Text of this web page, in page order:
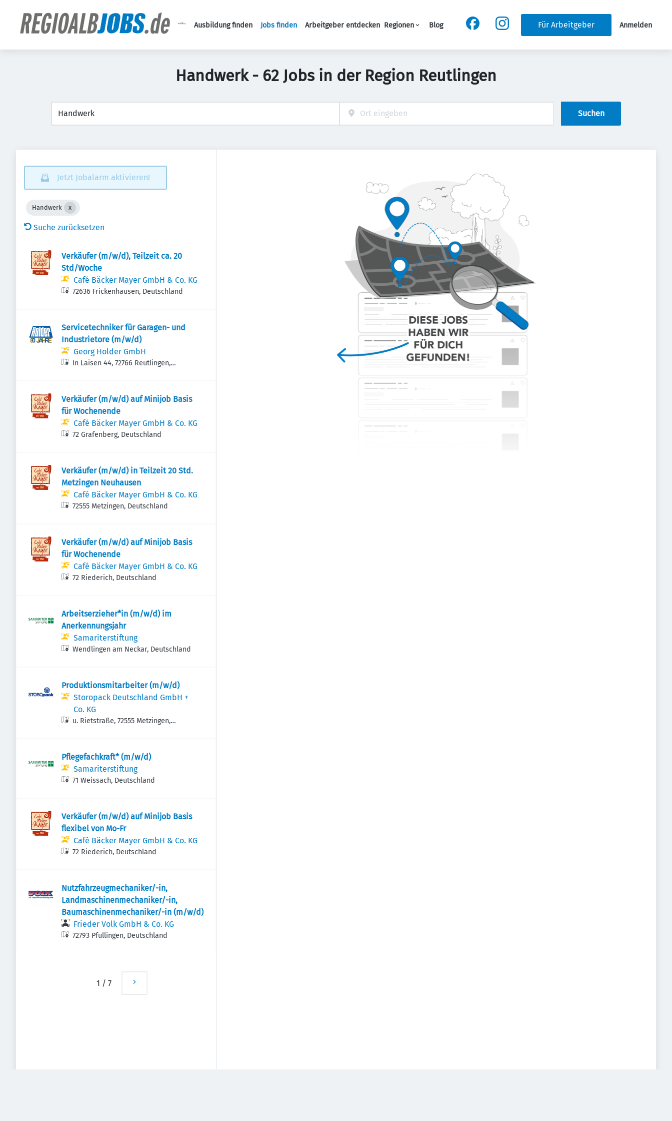
Haupt-Navigation
Ausbildung finden Jobs finden Arbeitgeber entdecken Regionen Blog Für Arbeitgeber Anmelden
Handwerk - 62 Jobs in der Region Reutlingen
Suchen
Jetzt Jobalarm aktivieren!
Handwerk
Suche zurücksetzen
Verkäufer (m/w/d), Teilzeit ca. 20
Std/Woche
Café Bäcker Mayer GmbH & Co. KG
72636 Frickenhausen, Deutschland
Servicetechniker für Garagen- und
Industrietore (m/w/d)
Georg Holder GmbH
In Laisen 44, 72766 Reutlingen,
Verkäufer (m/w/d) auf Minijob Basis
für Wochenende
Café Bäcker Mayer GmbH & Co. KG
72 Grafenberg, Deutschland
Verkäufer (m/w/d) in Teilzeit 20 Std.
Metzingen Neuhausen
Café Bäcker Mayer GmbH & Co. KG
72555 Metzingen, Deutschland
Verkäufer (m/w/d) auf Minijob Basis
für Wochenende
Café Bäcker Mayer GmbH & Co. KG
72 Riederich, Deutschland
Arbeitserzieher*in (m/w/d) im
Anerkennungsjahr
Samariterstiftung
Wendlingen am Neckar, Deutschland
Produktionsmitarbeiter (m/w/d)
Storopack Deutschland GmbH +
Co. KG
u. Rietstraße, 72555 Metzingen,
Pflegefachkraft* (m/w/d)
Samariterstiftung
71 Weissach, Deutschland
Verkäufer (m/w/d) auf Minijob Basis
flexibel von Mo-Fr
Café Bäcker Mayer GmbH & Co. KG
72 Riederich, Deutschland
Nutzfahrzeugmechaniker/-in,
Landmaschinenmechaniker/-in,
Baumaschinenmechaniker/-in (m/w/d)
Frieder Volk GmbH & Co. KG
72793 Pfullingen, Deutschland
1 / 7